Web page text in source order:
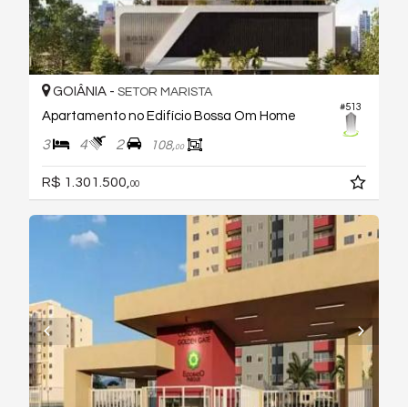
#513
GOIÂNIA - SETOR MARISTA
Apartamento no Edifício Bossa Om Home
3 4 2 108,00
R$ 1.301.500, 00